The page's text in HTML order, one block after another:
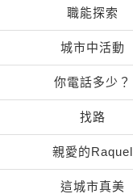
職能探索
城市中活動
你電話多少？
找路
親愛的Raquel
這城市真美